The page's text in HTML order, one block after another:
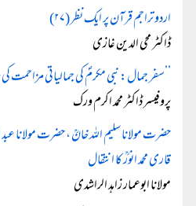
اردو تراجم قرآن پر ایک نظر (۲۷)
ڈاکٹر محی الدین غازی
’’سفر جمال: نبی مکرمؐ کی جمالیاتی مزاحمت
پروفیسر ڈاکٹر محمد اکرم ورک
حضرت مولانا سلیم اللہ خانؒ ، حضرت مولانا
قاری محمد انورؒ کا انتقال
مولانا ابوعمار زاہد الراشدی